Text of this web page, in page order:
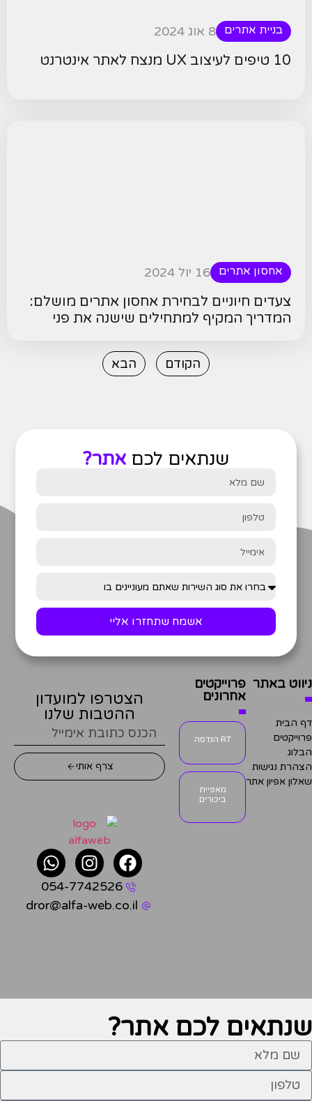
בניית אתרים 8 אוג 2024
10 טיפים לעיצוב UX מנצח לאתר אינטרנט
אחסון אתרים 16 יול 2024
צעדים חיוניים לבחירת אחסון אתרים מושלם:
המדריך המקיף למתחילים שישנה את פני
הקודם הבא
שנתאים לכם אתר?
אשמח שתחזרו אליי
ניווט באתר
דף הבית
פרוייקטים
הבלוג
הצהרת נגישות
שאלון אפיון אתר
פרוייקטים
אחרונים
RT הנדסה
מאפיית
ביכורים
הצטרפו למועדון
ההטבות שלנו
צרף אותי
054-7742526
dror@alfa-web.co.il
שנתאים לכם אתר?